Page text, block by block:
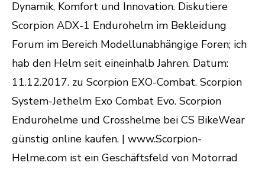
Dynamik, Komfort und Innovation. Diskutiere
Scorpion ADX-1 Endurohelm im Bekleidung
Forum im Bereich Modellunabhängige Foren; ich
hab den Helm seit eineinhalb Jahren. Datum:
11.12.2017. zu Scorpion EXO-Combat. Scorpion
System-Jethelm Exo Combat Evo. Scorpion
Endurohelme und Crosshelme bei CS BikeWear
günstig online kaufen. | www.Scorpion-
Helme.com ist ein Geschäftsfeld von Motorrad